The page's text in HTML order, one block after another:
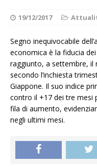
19/12/2017
Segno inequivocabile
economica è la fiducia
raggiunto, a settembre, il
secondo l’inchiesta
Giappone. Il suo indice
contro il +17 dei tre mesi
fila di aumento,
negli ultimi mesi.